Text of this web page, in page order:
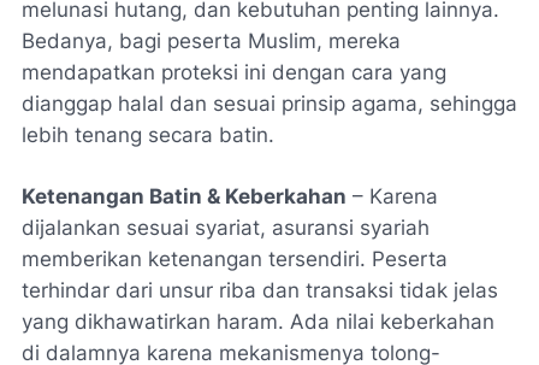
melunasi hutang, dan kebutuhan penting lainnya.
Bedanya, bagi peserta Muslim, mereka
mendapatkan proteksi ini dengan cara yang
dianggap halal dan sesuai prinsip agama, sehingga
lebih tenang secara batin.
Ketenangan Batin & Keberkahan – Karena
dijalankan sesuai syariat, asuransi syariah
memberikan ketenangan tersendiri. Peserta
terhindar dari unsur riba dan transaksi tidak jelas
yang dikhawatirkan haram. Ada nilai keberkahan
di dalamnya karena mekanismenya tolong-